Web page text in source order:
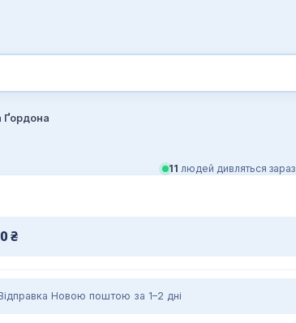
Ґордона
11 людей дивляться зараз
₴
Новою поштою за 1–2 дні